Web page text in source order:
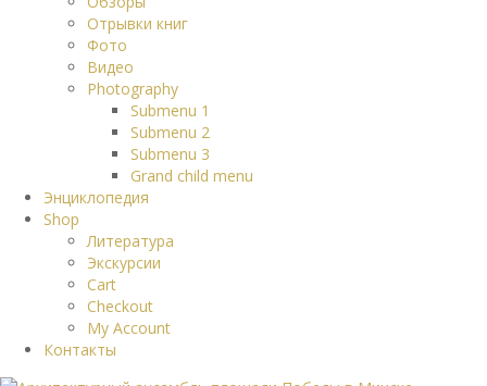
Отрывки книг
Фото
Видео
Photography
Submenu 1
Submenu 2
Submenu 3
Grand child menu
Энциклопедия
Shop
Литература
Экскурсии
Cart
Checkout
My Account
Контакты